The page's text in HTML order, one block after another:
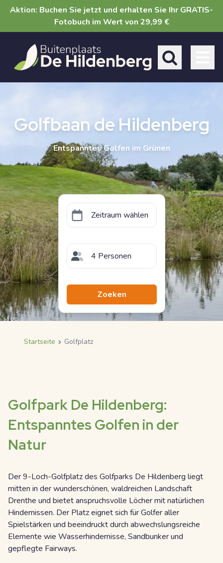
Direkt
Inhalt
Aktion: Buchen Sie jetzt und erhalten Sie Ihr GRATIS-
Fotobuch im Wert von 29,99 €
Toggle search
Golfbaan de Hildenberg
Entspanntes Golfen im Grünen
Zeitraum wählen
4 Personen
Zoeken
Breadcrumb
Startseite Golfplatz
Golfpark De Hildenberg:
Entspanntes Golfen in der
Natur
Der 9-Loch-Golfplatz des Golfparks De Hildenberg liegt
mitten in der wunderschönen, waldreichen Landschaft
Drenthe und bietet anspruchsvolle Löcher mit natürlichen
Hindernissen. Der Platz eignet sich für Golfer aller
Spielstärken und beeindruckt durch abwechslungsreiche
Elemente wie Wasserhindernisse, Sandbunker und
gepflegte Fairways.